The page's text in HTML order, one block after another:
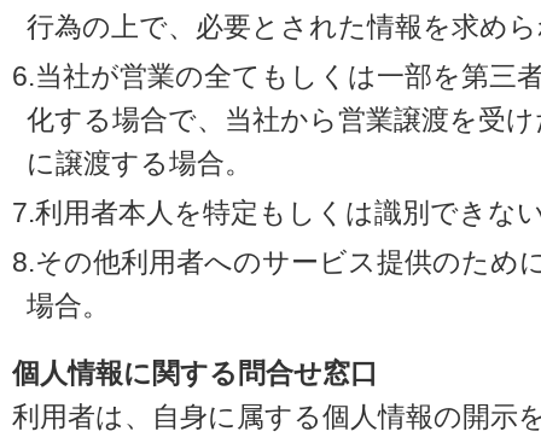
行為の上で、必要とされた情報を求め
6.当社が営業の全てもしくは一部を第三
化する場合で、当社から営業譲渡を受
に譲渡する場合。
7.利用者本人を特定もしくは識別できな
8.その他利用者へのサービス提供のため
場合。
個人情報に関する問合せ窓口
利用者は、自身に属する個人情報の開示